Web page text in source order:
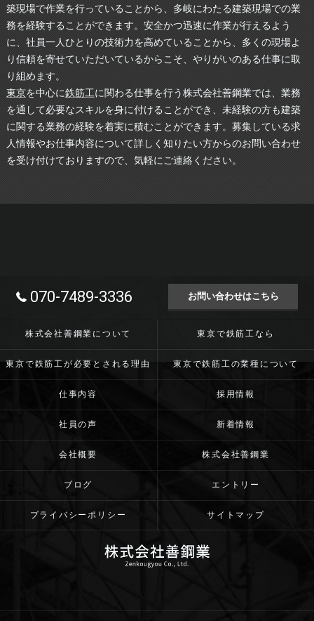
築現場で作業を行っていることから、多岐にわたる建築現場での業
務を経験することができます。安全かつ迅速に作業が行えるよう
に、社員一人ひとりの技術力を高めていることから、多くの現場よ
り信頼を寄せていただいているからこそ、やりがいのある仕事に取
り組めます。
東京を中心に鉄筋工に関わる仕事を行う株式会社善鋼業では、業務
を通して必要なスキルを身に付けることができ、未経験の方も建築
に関する業務の経験を着実に積むことができます。募集している求
人情報やお仕事内容について詳しく知りたい方からのお問い合わせ
を受け付けておりますので、気軽にご連絡ください。
070-7489-3336 お問い合わせはこちら
株式会社善鋼業について 東京で鉄筋工なら
東京で鉄筋工が必要とされる理由 東京で鉄筋工の業種について
仕事内容 採用情報
社員の声 新着情報
会社概要 株式会社善鋼業
ブログ エントリー
プライバシーポリシー サイトマップ